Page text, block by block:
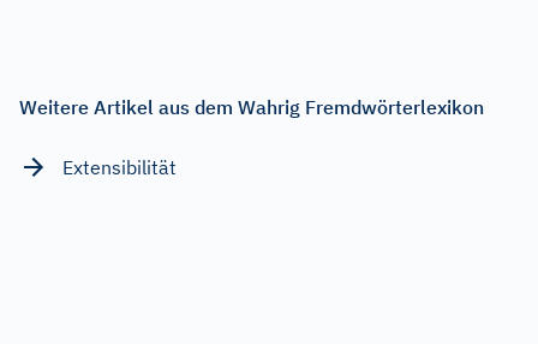
Weitere Artikel aus dem Wahrig Fremdwörterlexikon
Extensibilität